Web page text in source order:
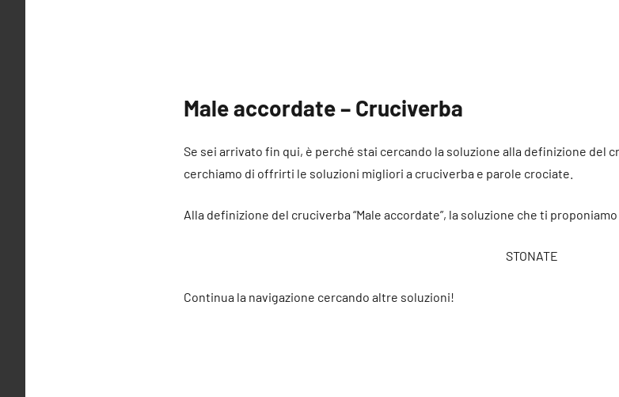
Male accordate – Cruciverba
Se sei arrivato fin qui, è perché stai cercando la soluzione alla definizione del
cerchiamo di offrirti le soluzioni migliori a cruciverba e parole crociate.
Alla definizione del cruciverba “Male accordate”, la soluzione che ti
STONATE
Continua la navigazione cercando altre soluzioni!